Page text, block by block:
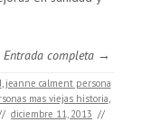
Entrada completa →
, jeanne calment persona
mas viejas historia,
diciembre 11, 2013 //